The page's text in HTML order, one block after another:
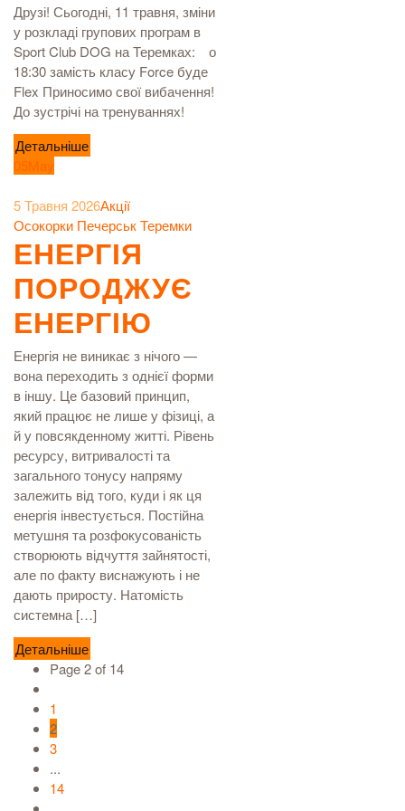
Друзі! Сьогодні, 11 травня, зміни
у розкладі групових програм в
Sport Club DOG на Теремках:⠀ о
18:30 замість класу Force буде
Flex Приносимо свої вибачення!
До зустрічі на тренуваннях!
Детальніше
05May
5 Травня 2026Акції
Осокорки ПечерськТеремки
ЕНЕРГІЯ
ПОРОДЖУЄ
ЕНЕРГІЮ
Енергія не виникає з нічого —
вона переходить з однієї форми
в іншу. Це базовий принцип,
який працює не лише у фізиці, а
й у повсякденному житті. Рівень
ресурсу, витривалості та
загального тонусу напряму
залежить від того, куди і як ця
енергія інвестується. Постійна
метушня та розфокусованість
створюють відчуття зайнятості,
але по факту виснажують і не
дають приросту. Натомість
системна […]
Детальніше
Page 2 of 14
1
2
3
...
14